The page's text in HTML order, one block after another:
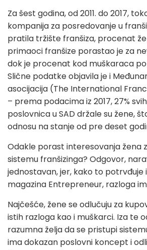
Za šest godina, od 2011. do 2017,
kompanija za posredovanje u
pratila tržište franšiza, procenat
primaoci franšize porastao je za
dok je procenat kod muškaraca
Slične podatke objavila je i
asocijacija (The International
– prema podacima iz 2017, 27%
poslovnica u SAD držale su žene,
odnosu na stanje od pre deset
Odakle porast interesovanja žena
sistemu franšizinga? Odgovor,
jednostavan, jer, kako to potrvđuje
magazina Entrepreneur, razloga
Najčešće, žene se odlučuju za
istih razloga kao i muškarci. Iza te
razumna želja da se pristupi
ima dokazan poslovni koncept i